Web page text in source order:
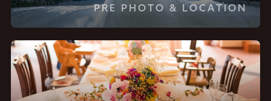
PRE PHOTO & LOCATION